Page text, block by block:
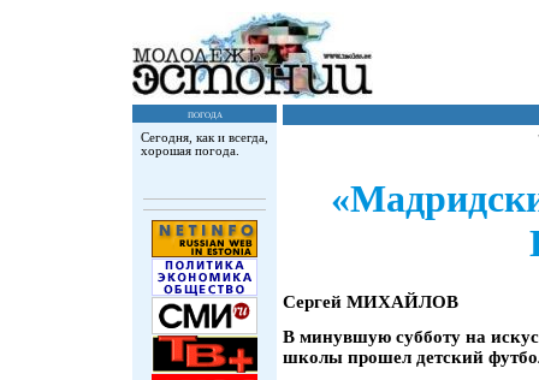
погода
Сегодня, как и всегда,
хорошая погода.
Сергей МИХАЙЛОВ
В минувшую субботу на
школы прошел детский